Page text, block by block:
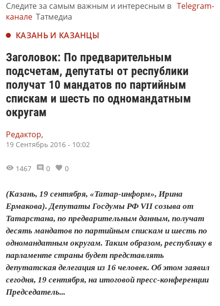
Следите за самым важным и интересным в Telegram-
канале Татмедиа
КАЗАНЬ И КАЗАНЦЫ
Заголовок: По предварительным
подсчетам, депутаты от республики
получат 10 мандатов по партийным
спискам и шесть по одномандатным
округам
Редактор,
19 Сентябрь 2016 - 10:02
1467 0 0
(Казань, 19 сентября, «Татар-информ», Ирина
Ермакова). Депутаты Госдумы РФ VII созыва от
Татарстана, по предварительным данным, получат
десять мандатов по партийным спискам и шесть по
одномандатным округам. Таким образом, республику в
парламенте страны будет представлять
депутатская делегация из 16 человек. Об этом заявил
сегодня, 19 сентября, на итоговой пресс-конференции
Председатель...